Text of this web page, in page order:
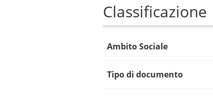
Classificazione
Ambito Sociale
Tipo di documento